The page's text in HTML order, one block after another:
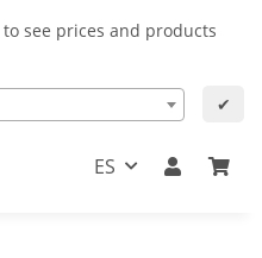
see prices and products
✔
ES